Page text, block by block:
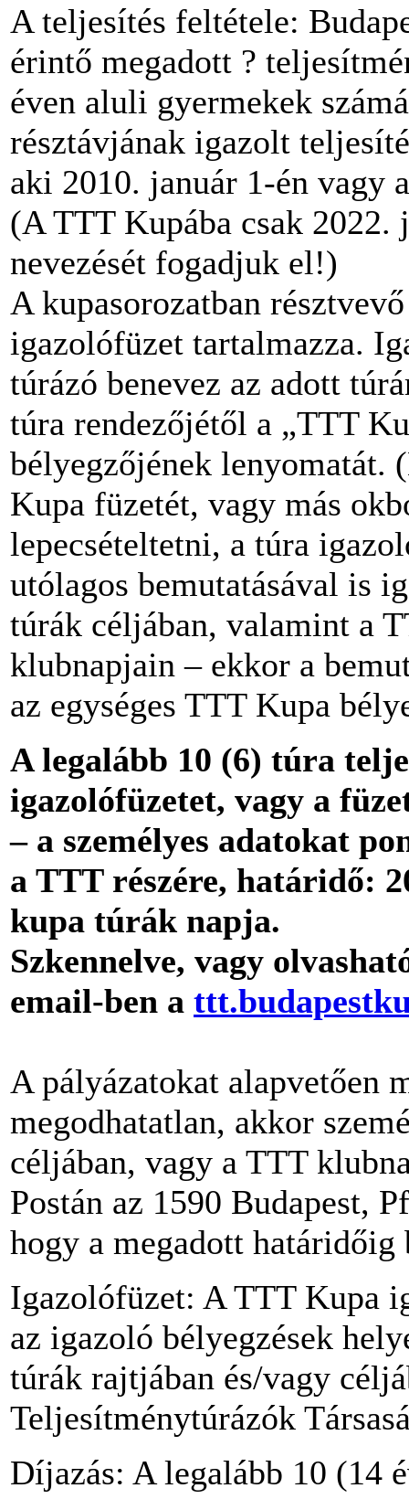
A teljesítés feltétele:
érintő megadott ?
éven aluli gyermekek
résztávjának igazolt
aki 2010. január 1-én vagy
(A TTT Kupába csak 2022.
nevezését fogadjuk el!)
A kupasorozatban
igazolófüzet tartalmazza.
túrázó benevez az adott
túra rendezőjétől a „TTT
bélyegzőjének lenyomatát.
Kupa füzetét, vagy más
lepecsételtetni, a túra
utólagos bemutatásával is
túrák céljában, valamint a
klubnapjain – ekkor a
az egységes TTT Kupa
A legalább 10 (6) túra
igazolófüzetet, vagy a
– a személyes adatokat
a TTT részére, határidő:
kupa túrák napja.
Szkennelve, vagy
email-ben a
A pályázatokat alapvetően
megodhatatlan, akkor
céljában, vagy a TTT
Postán az 1590 Budapest,
hogy a megadott határidőig
Igazolófüzet: A TTT Kupa
az igazoló bélyegzések
túrák rajtjában és/vagy
Teljesítménytúrázók
Díjazás: A legalább 10 (14